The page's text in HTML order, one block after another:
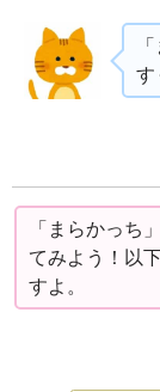
す
「まらかっち
てみよう！以
すよ。